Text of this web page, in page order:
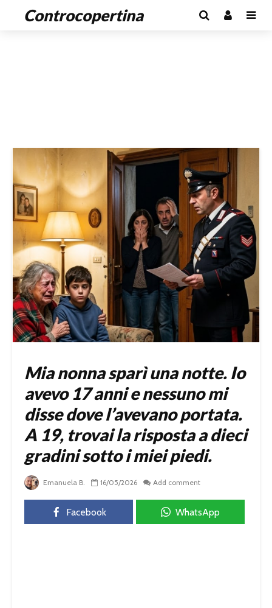
Controcopertina
Mia nonna sparì una notte. Io
avevo 17 anni e nessuno mi
disse dove l’avevano portata.
A 19, trovai la risposta a dieci
gradini sotto i miei piedi.
Emanuela B. 16/05/2026 Add comment
Facebook WhatsApp